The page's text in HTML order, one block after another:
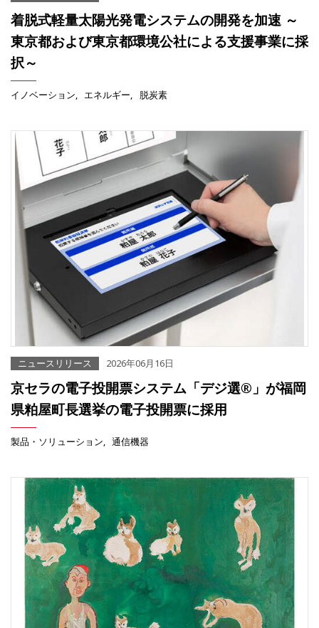
着脱式軽量太陽光発電システムの開発を加速 ～
東京都および東京都環境公社による支援事業に採
択～
イノベーション エネルギー 脱炭素
ニュースリリース 2026年06月16日
京セラの電子投開票システム「デジ選®」が福岡
県粕屋町長選挙の電子投開票に採用
製品・ソリューション 通信機器